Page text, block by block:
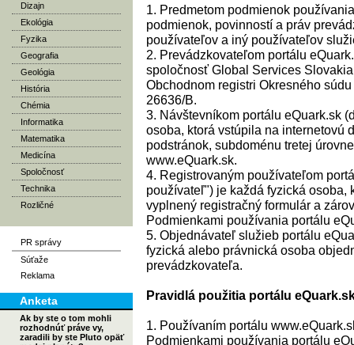
Dizajn
Ekológia
Fyzika
Geografia
Geológia
História
Chémia
Informatika
Matematika
Medicína
Spoločnosť
Technika
Rozličné
PR správy
Súťaže
Reklama
Anketa
Ak by ste o tom mohli
rozhodnúť práve vy,
zaradili by ste Pluto opäť
1. Predmetom podmienok
podmienok, povinností a práv
používateľov a iný používateľov
2. Prevádzkovateľom portálu
spoločnosť Global Services
Obchodnom registri Okresného
26636/B.
3. Návštevníkom portálu eQuark.sk
osoba, ktorá vstúpila na internetovú
podstránok, subdoménu tretej
www.eQuark.sk.
4. Registrovaným používateľom
používateľ") je každá fyzická osoba,
vyplnený registračný formulár a
Podmienkami používania portálu
5. Objednávateľ služieb portálu
fyzická alebo právnická osoba
prevádzkovateľa.
Pravidlá použitia portálu
1. Používaním portálu
Podmienkami používania portálu